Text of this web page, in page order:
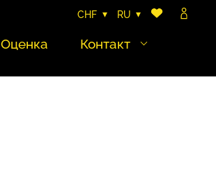
CHF RU
Оценка Контакт